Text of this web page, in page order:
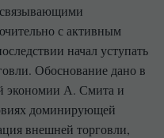
связывающими
с активным
начал уступать
Обоснование дано в
экономии А. Смита и
доминирующей
внешней торговли,